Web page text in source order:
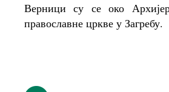
Верници су се око
православне цркве у Загребу.